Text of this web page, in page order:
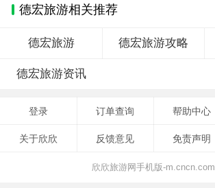
德宏旅游相关推荐
德宏旅游 德宏旅游攻略
德宏旅游资讯
登录 订单查询 帮助中心
关于欣欣 反馈意见 免责声明
欣欣旅游网手机版-m.cncn.com